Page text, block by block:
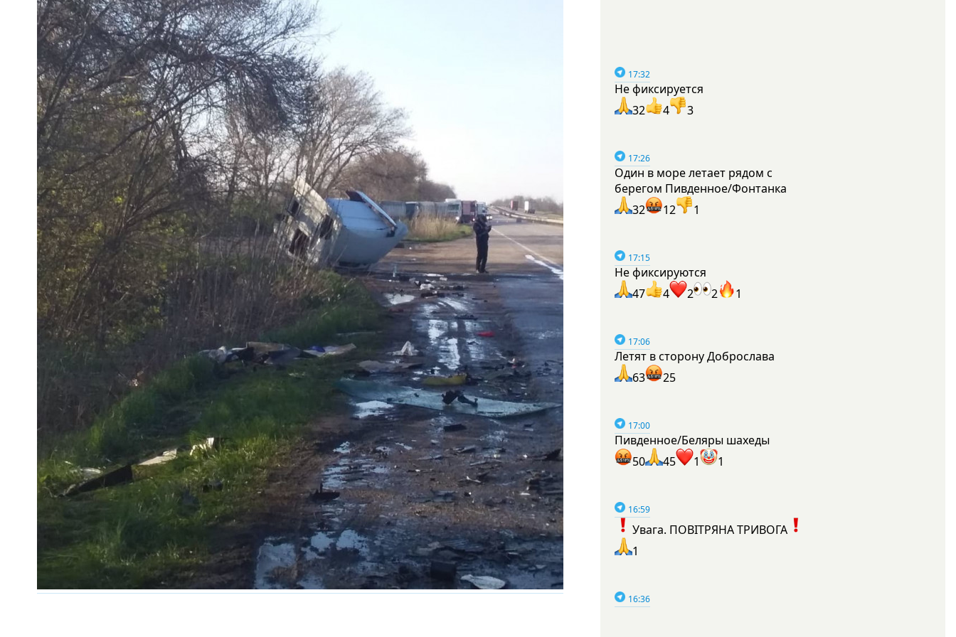
17:32
Не фиксируется
32
4 3
17:26
Один в море летает рядом с
берегом Пивденное/Фонтанка
32
12 1
17:15
Не фиксируются
47
4 2 2 1
17:06
Летят в сторону Доброслава
63
25
17:00
Пивденное/Беляры шахеды
50
45 1 1
16:59
Увага. ПОВІТРЯНА ТРИВОГА
1
16:36